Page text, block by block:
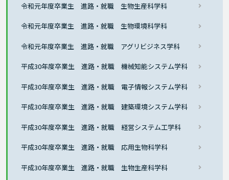
令和元年度卒業生 進路・就職 生物生産科学科
令和元年度卒業生 進路・就職 生物環境科学科
令和元年度卒業生 進路・就職 アグリビジネス学科
平成30年度卒業生 進路・就職 機械知能システム学科
平成30年度卒業生 進路・就職 電子情報システム学科
平成30年度卒業生 進路・就職 建築環境システム学科
平成30年度卒業生 進路・就職 経営システム工学科
平成30年度卒業生 進路・就職 応用生物科学科
平成30年度卒業生 進路・就職 生物生産科学科